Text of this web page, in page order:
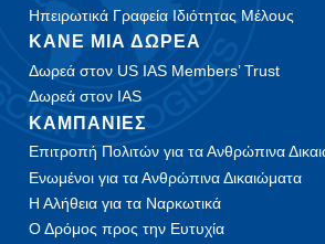
Ηπειρωτικά Γραφεία Ιδιότητας Μέλους
ΚΑΝΕ ΜΙΑ ΔΩΡΕΑ
Δωρεά στον US IAS Members’ Trust
Δωρεά στον IAS
ΚΑΜΠΑΝΙΕΣ
Επιτροπή Πολιτών για τα Ανθρώπινα
Ενωμένοι για τα Ανθρώπινα Δικαιώματα
Η Αλήθεια για τα Ναρκωτικά
Ο Δρόμος προς την Ευτυχία